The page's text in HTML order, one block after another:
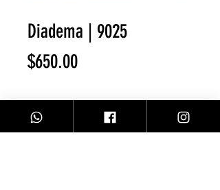
Diadema | 9025
$650.00Precio
Cantidad *